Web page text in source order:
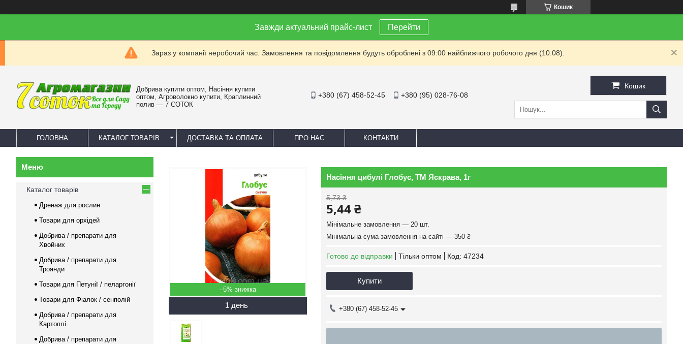
Кошик
Завжди актуальний прайс-лист Перейти
Зараз у компанії неробочий час. Замовлення та повідомлення будуть оброблені з 09:00 найближчого робочого дня (10.08).
Добрива купити оптом, Насіння купити
оптом, Агроволокно купити, Краплинний
полив — 7 СОТОК
+380 (67) 458-52-45 +380 (95) 028-76-08
Кошик
ГОЛОВНА КАТАЛОГ ТОВАРІВ ДОСТАВКА ТА ОПЛАТА ПРО НАС КОНТАКТИ
–5%
1 день
Насіння цибулі Глобус, ТМ Яскрава, 1г
5,73 ₴
5,44 ₴
Мінімальне замовлення — 20 шт.
Мінімальна сума замовлення на сайті — 350 ₴
Готово до відправки Тільки оптом Код: 47234
Купити
+380 (67) 458-52-45
Каталог товарів
Дренаж для рослин
Товари для орхідей
Добрива / препарати для
Хвойних
Добрива / препарати для
Троянди
Товари для Петунії / пеларгонії
Товари для Фіалок / сенполій
Добрива / препарати для
Картоплі
Добрива / препарати для